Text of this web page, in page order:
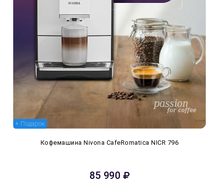
+ Подарок
Кофемашина Nivona CafeRomatica NICR 796
85 990